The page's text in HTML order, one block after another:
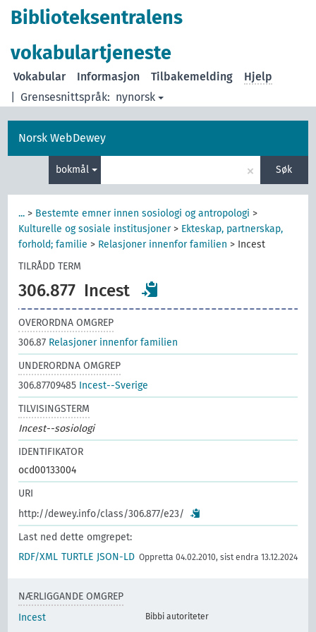
Biblioteksentralens
vokabulartjeneste
Grensesnittspråk: nynorsk
Vokabular Informasjon Tilbakemelding Hjelp
Norsk WebDewey
bokmål × Søk
... > Bestemte emner innen sosiologi og antropologi >
Kulturelle og sosiale institusjoner> Ekteskap, partnerskap,
forhold; familie > Relasjoner innenfor familien > Incest
TILRÅDD TERM
306.877 Incest
OVERORDNA OMGREP
306.87 Relasjoner innenfor familien
UNDERORDNA OMGREP
306.87709485 Incest--Sverige
TILVISINGSTERM
Incest--sosiologi
IDENTIFIKATOR
ocd00133004
URI
http://dewey.info/class/306.877/e23/
Last ned dette omgrepet:
RDF/XML TURTLE JSON-LD Oppretta 04.02.2010, sist endra 13.12.2024
NÆRLIGGANDE OMGREP
Incest
Bibbi autoriteter